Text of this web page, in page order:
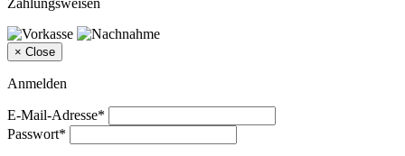
× Close
Anmelden
E-Mail-Adresse*
Passwort*